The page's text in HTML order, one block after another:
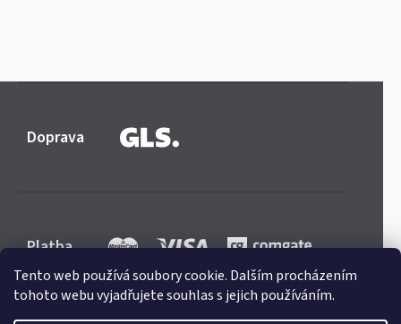
Tento web používá soubory cookie. Dalším procházením
tohoto webu vyjadřujete souhlas s jejich používáním.
Doprava
Platba